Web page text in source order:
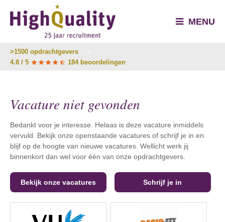
MENU
>1500 opdrachtgevers
4.8 / 5
184 beoordelingen
Vacature niet gevonden
Bedankt voor je interesse. Helaas is deze vacature inmiddels
vervuld. Bekijk onze openstaande vacatures of schrijf je in en
blijf op de hoogte van nieuwe vacatures. Wellicht werk jij
binnenkort dan wel voor één van onze opdrachtgevers.
Bekijk onze vacatures Schrijf je in